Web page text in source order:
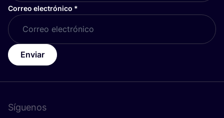
Correo electrónico *
Enviar
Síguenos